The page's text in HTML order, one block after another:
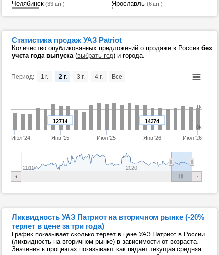
Челябинск (33 шт.) Ярославль (6 шт.)
Статистика продаж УАЗ Patriot
Количество опубликованных предложений о продаже в России без
учета года выпуска(выбрать год) и города.
Период:
14374
12714
Июл '24 Янв '25 Июл '25 Янв '26 Июл '26
2010 2020
0k
1k
1 г. 2 г. 3 г. 4 г. Все
Ликвидность УАЗ Патриот на вторичном рынке (-20%
теряет в цене за три года)
График показывает сколько теряет в цене УАЗ Патриот в России
(ликвидность на вторичном рынке) в зависимости от возраста.
Значения в процентах показывают как падает текущая средняя